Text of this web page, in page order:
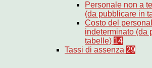
Personale non a
(da pubblicare in
Costo del
indeterminato (da
tabelle) 14
Tassi di assenza 29